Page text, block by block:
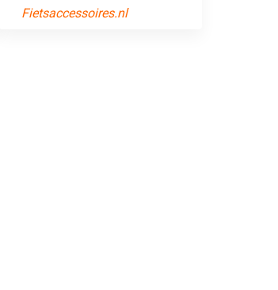
Fietsaccessoires.nl